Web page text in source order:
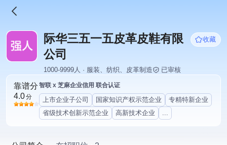
际华三五一五皮革皮鞋有限
公司
收藏
1000-9999人 · 服装、纺织、皮革制造 已审核
靠谱分
4.0分
智联 x 芝麻企业信用 联合认证
上市企业子公司 国家知识产权示范企业
专精特新企业
省级技术创新示范企业
高新技术企业 ...